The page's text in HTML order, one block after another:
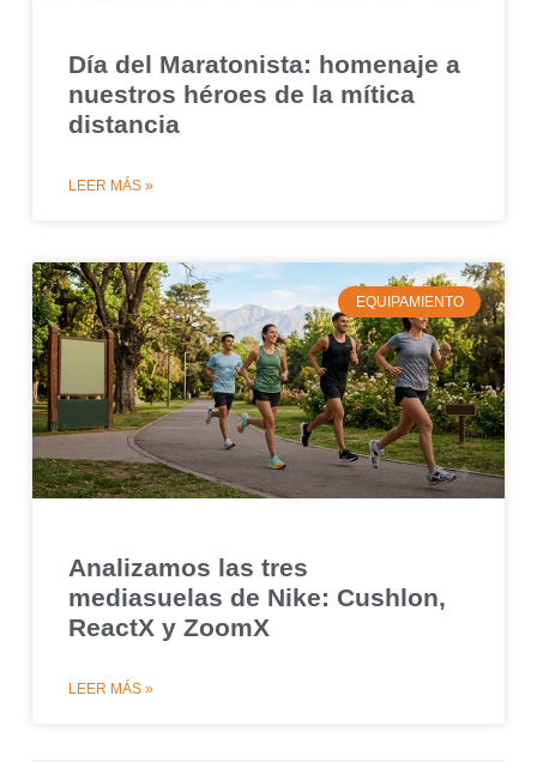
Día del Maratonista: homenaje a
nuestros héroes de la mítica
distancia
LEER MÁS »
EQUIPAMIENTO
Analizamos las tres
mediasuelas de Nike: Cushlon,
ReactX y ZoomX
LEER MÁS »